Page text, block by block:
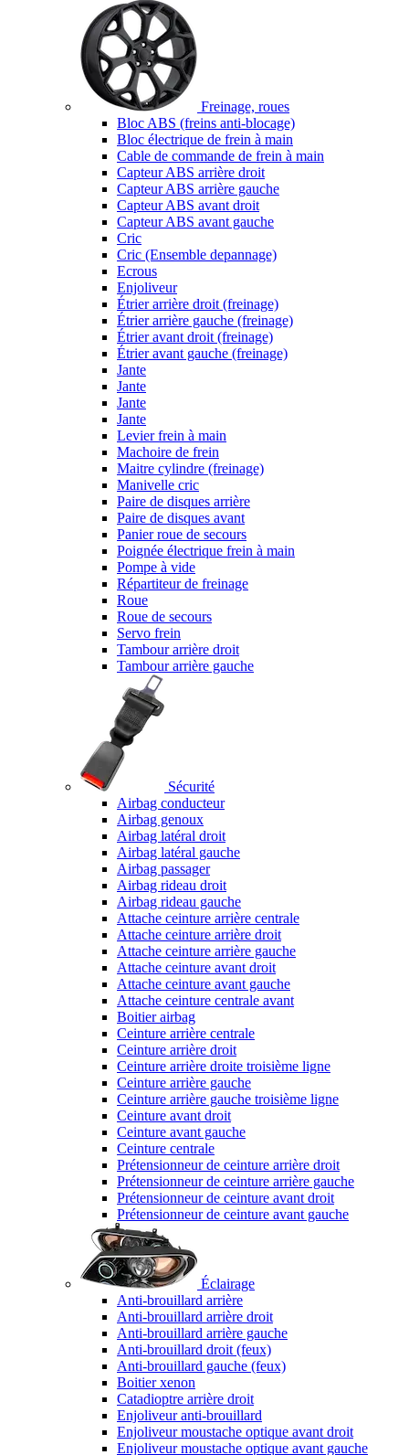
Freinage, roues
Bloc ABS (freins anti-blocage)
Bloc électrique de frein à main
Cable de commande de frein à main
Capteur ABS arrière droit
Capteur ABS arrière gauche
Capteur ABS avant droit
Capteur ABS avant gauche
Cric
Cric (Ensemble depannage)
Ecrous
Enjoliveur
Étrier arrière droit (freinage)
Étrier arrière gauche (freinage)
Étrier avant droit (freinage)
Étrier avant gauche (freinage)
Jante
Jante
Jante
Jante
Levier frein à main
Machoire de frein
Maitre cylindre (freinage)
Manivelle cric
Paire de disques arrière
Paire de disques avant
Panier roue de secours
Poignée électrique frein à main
Pompe à vide
Répartiteur de freinage
Roue
Roue de secours
Servo frein
Tambour arrière droit
Tambour arrière gauche
Sécurité
Airbag conducteur
Airbag genoux
Airbag latéral droit
Airbag latéral gauche
Airbag passager
Airbag rideau droit
Airbag rideau gauche
Attache ceinture arrière centrale
Attache ceinture arrière droit
Attache ceinture arrière gauche
Attache ceinture avant droit
Attache ceinture avant gauche
Attache ceinture centrale avant
Boitier airbag
Ceinture arrière centrale
Ceinture arrière droit
Ceinture arrière droite troisième ligne
Ceinture arrière gauche
Ceinture arrière gauche troisième ligne
Ceinture avant droit
Ceinture avant gauche
Ceinture centrale
Prétensionneur de ceinture arrière droit
Prétensionneur de ceinture arrière gauche
Prétensionneur de ceinture avant droit
Prétensionneur de ceinture avant gauche
Éclairage
Anti-brouillard arrière
Anti-brouillard arrière droit
Anti-brouillard arrière gauche
Anti-brouillard droit (feux)
Anti-brouillard gauche (feux)
Boitier xenon
Catadioptre arrière droit
Enjoliveur anti-brouillard
Enjoliveur moustache optique avant droit
Enjoliveur moustache optique avant gauche